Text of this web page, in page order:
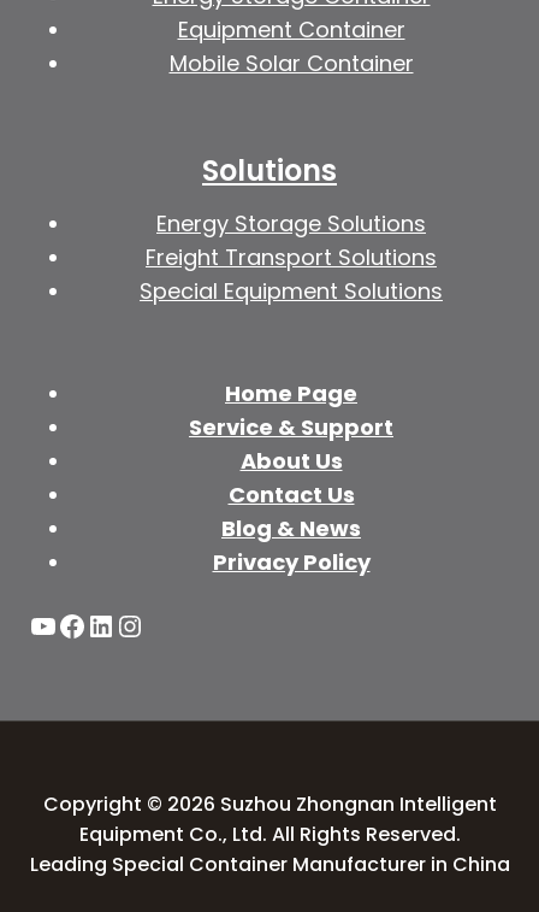
Equipment Container
Mobile Solar Container
Solutions
Energy Storage Solutions
Freight Transport Solutions
Special Equipment Solutions
Home Page
Service & Support
About Us
Contact Us
Blog & News
Privacy Policy
YouTube
Facebook
LinkedIn
Instagram
Copyright © 2026 Suzhou Zhongnan Intelligent
Equipment Co., Ltd. All Rights Reserved.
Leading Special Container Manufacturer in China